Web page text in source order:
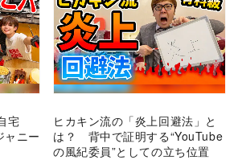
宅
ニー
ヒカキン流の「炎上回避法」と
は？ 背中で証明する“YouTube
の風紀委員”としての立ち位置